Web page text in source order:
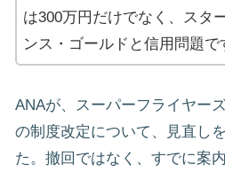
は300万円だけでなく、スタ
ンス・ゴールドと信用問題で
ANAが、スーパーフライヤー
の制度改定について、見直し
た。撤回ではなく、すでに案